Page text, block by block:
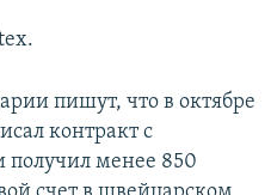
пишут, что в октябре
контракт с
получил менее 850